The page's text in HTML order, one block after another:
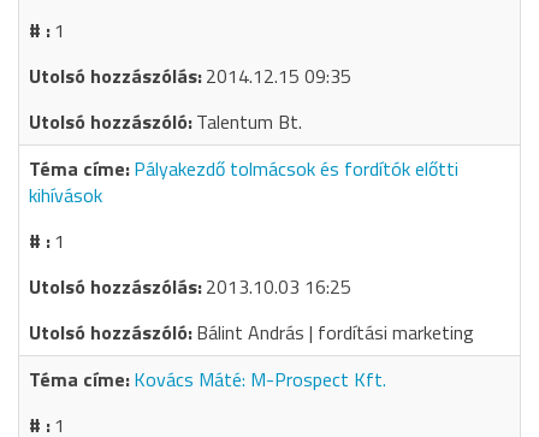
1
2014.12.15 09:35
Talentum Bt.
Pályakezdő tolmácsok és fordítók előtti
kihívások
1
2013.10.03 16:25
Bálint András | fordítási marketing
Kovács Máté: M-Prospect Kft.
1